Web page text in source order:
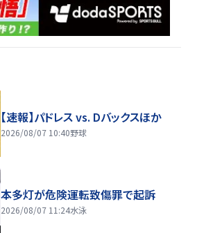
【速報】パドレス vs. Dバックスほか
2026/08/07 10:40野球
本多灯が危険運転致傷罪で起訴
2026/08/07 11:24水泳